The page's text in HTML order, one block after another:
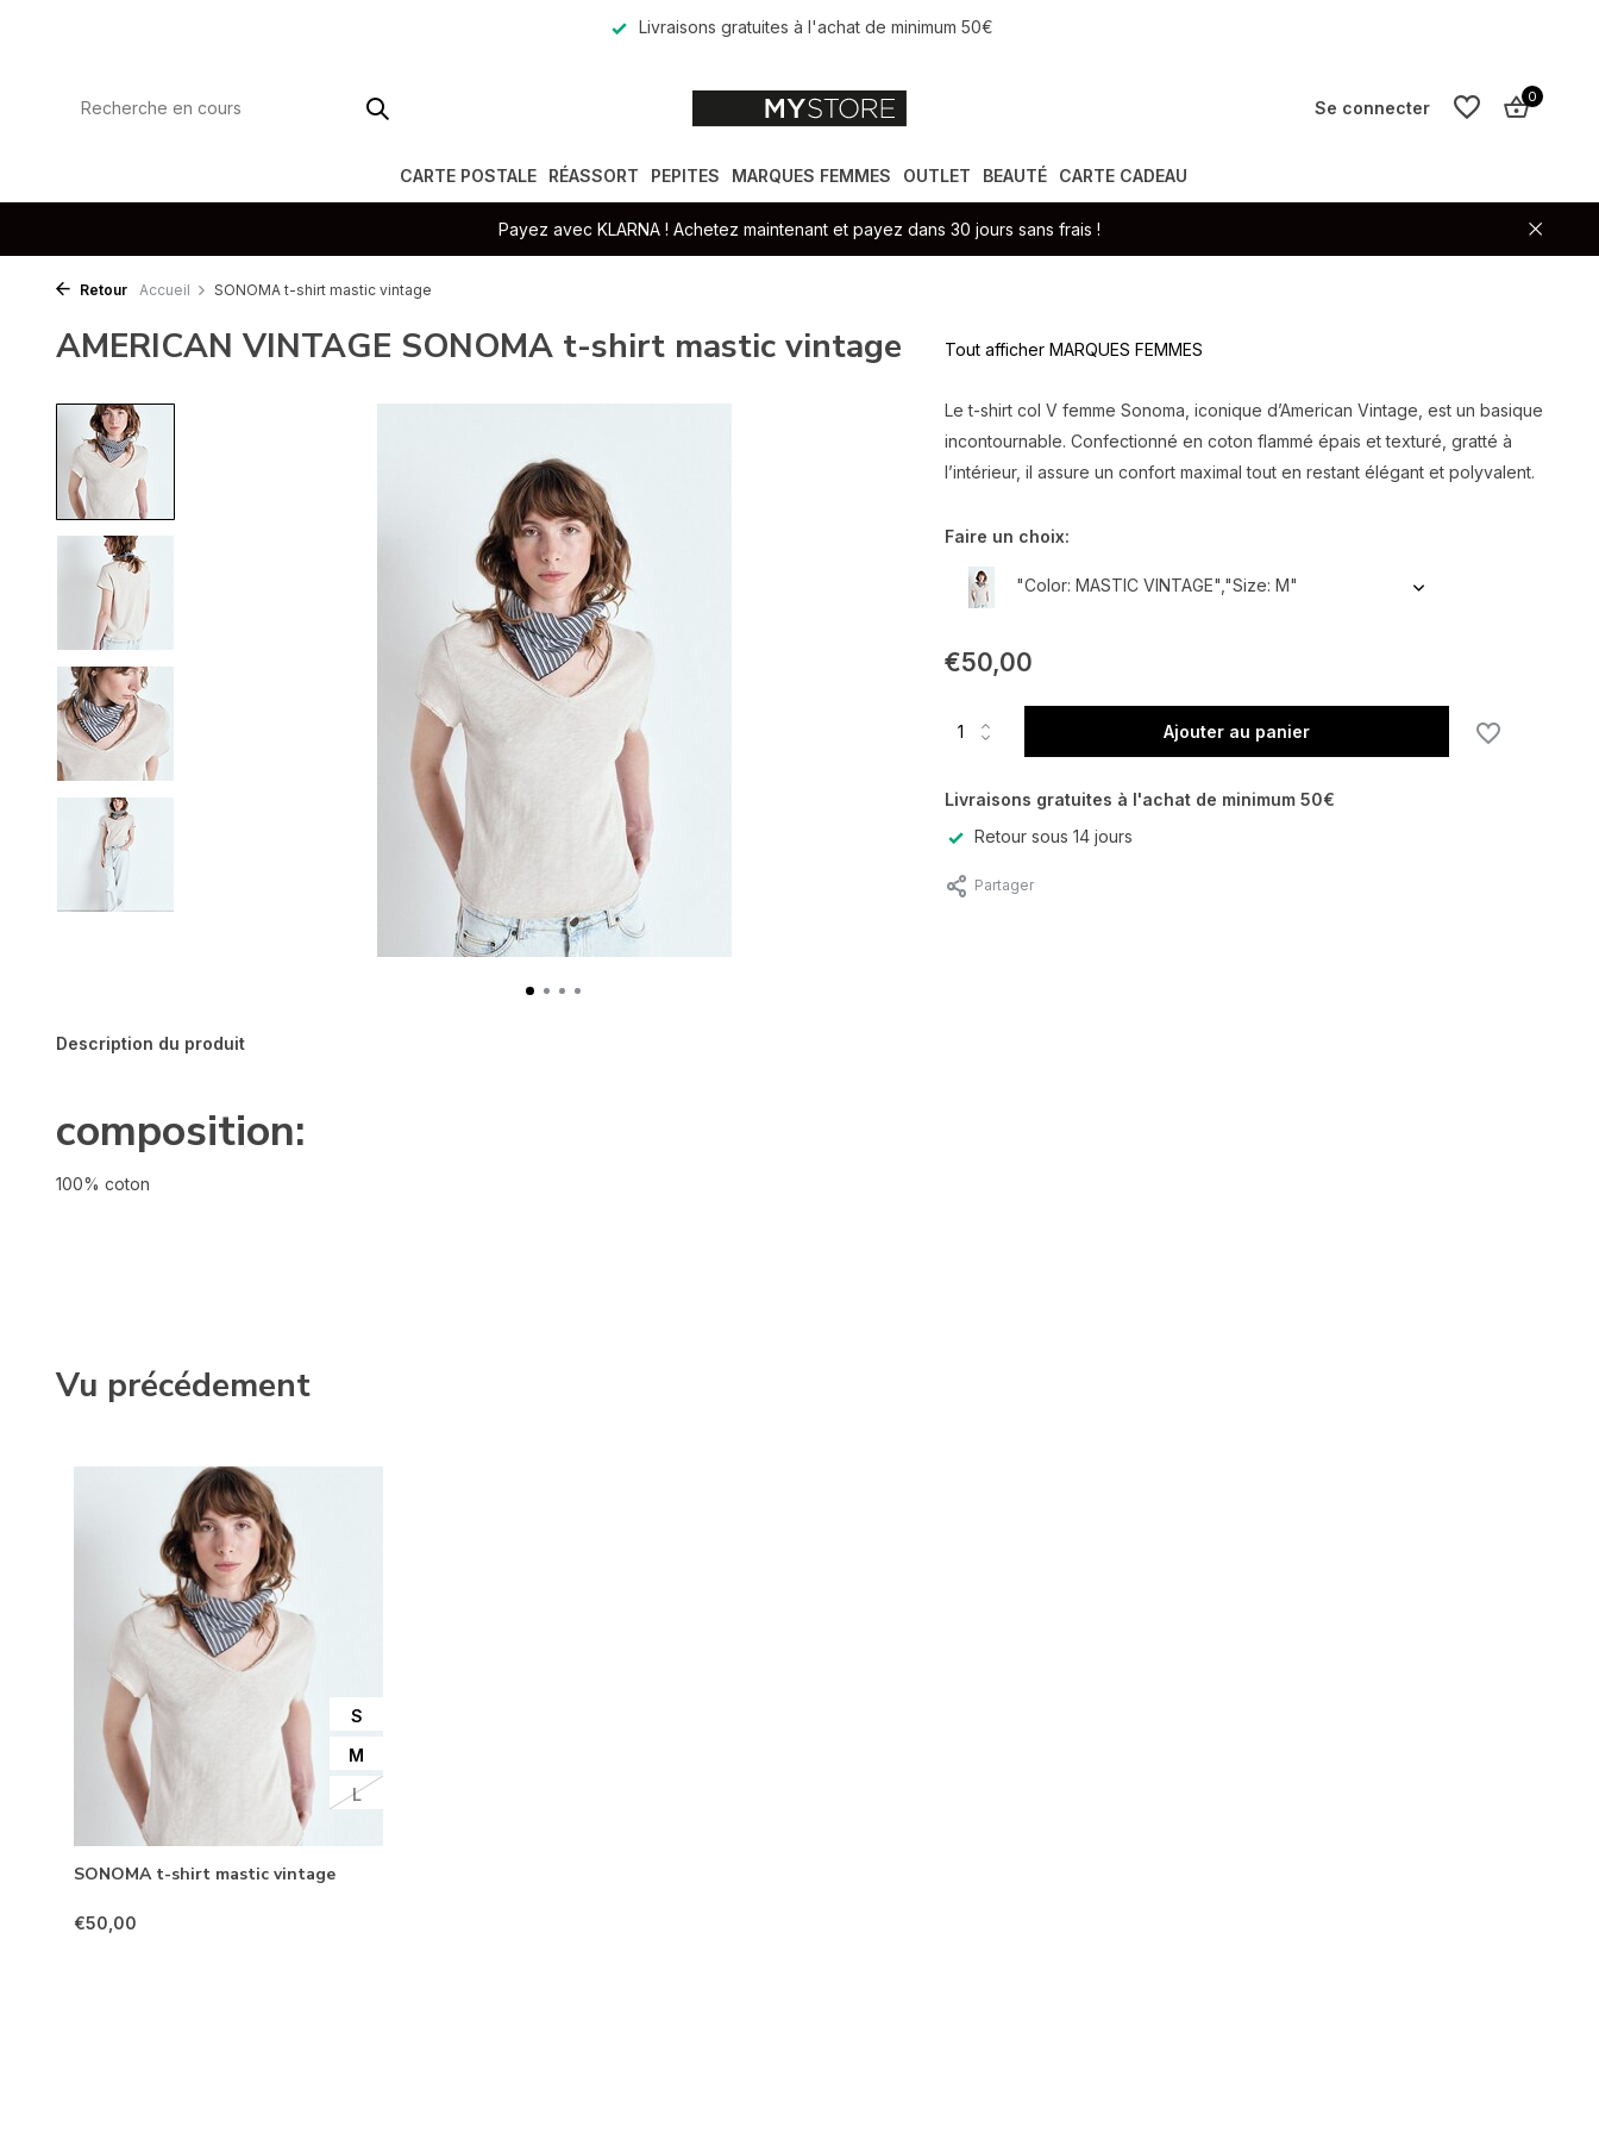
Livraisons gratuites à l'achat de minimum 50€
Se connecter
0
CARTE POSTALE RÉASSORT PEPITES MARQUES FEMMES OUTLET BEAUTÉ CARTE CADEAU
Payez avec KLARNA ! Achetez maintenant et payez dans 30 jours sans frais !
Retour Accueil SONOMA t-shirt mastic vintage
AMERICAN VINTAGE SONOMA t-shirt mastic vintage
Description du produit
composition:
100% coton
Tout afficher MARQUES FEMMES
Le t-shirt col V femme Sonoma, iconique d’American Vintage, est un basique
incontournable. Confectionné en coton flammé épais et texturé, gratté à
l’intérieur, il assure un confort maximal tout en restant élégant et polyvalent.
Faire un choix:
"Color: MASTIC VINTAGE","Size: M"
En rupture de stock
€50,00
Ajouter au panier
Livraisons gratuites à l'achat de minimum 50€
Retour sous 14 jours
Partager
Vu précédement
S
M
L
SONOMA t-shirt mastic vintage
€50,00